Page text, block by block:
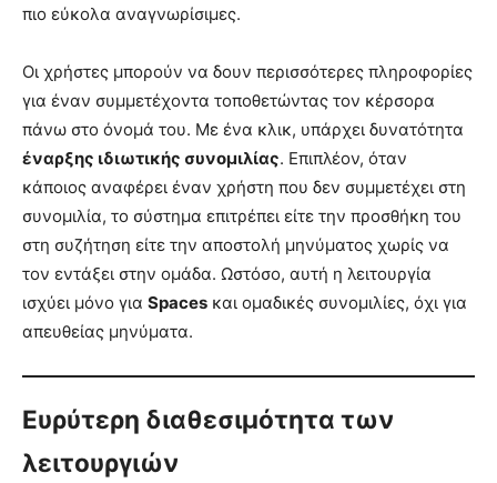
πιο εύκολα αναγνωρίσιμες.
Οι χρήστες μπορούν να δουν περισσότερες πληροφορίες
για έναν συμμετέχοντα τοποθετώντας τον κέρσορα
πάνω στο όνομά του. Με ένα κλικ, υπάρχει δυνατότητα
έναρξης ιδιωτικής συνομιλίας. Επιπλέον, όταν
κάποιος αναφέρει έναν χρήστη που δεν συμμετέχει στη
συνομιλία, το σύστημα επιτρέπει είτε την προσθήκη του
στη συζήτηση είτε την αποστολή μηνύματος χωρίς να
τον εντάξει στην ομάδα. Ωστόσο, αυτή η λειτουργία
ισχύει μόνο για Spaces και ομαδικές συνομιλίες, όχι για
απευθείας μηνύματα.
Ευρύτερη διαθεσιμότητα των
λειτουργιών